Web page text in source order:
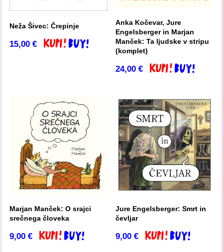
Neža Šivec: Črepinje
15,00€ Dodaj v košarico
Anka Kočevar, Jure
Engelsberger in Marjan
Manček: Ta ljudske v stripu
(komplet)
24,00€ Dodaj v košarico
Marjan Manček: O srajci
srečnega človeka
9,00€ Dodaj v košarico
Jure Engelsberger: Smrt in
čevljar
9,00€ Dodaj v košarico